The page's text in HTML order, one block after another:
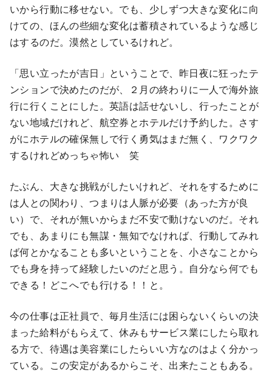
いから行動に移せない。でも、少しずつ大きな変化に向
けての、ほんの些細な変化は蓄積されているような感じ
はするのだ。漠然としているけれど。
「思い立ったが吉日」ということで、昨日夜に狂ったテ
ンションで決めたのだが、２月の終わりに一人で海外旅
行に行くことにした。英語は話せないし、行ったことが
ない地域だけれど、航空券とホテルだけ予約した。さす
がにホテルの確保無しで行く勇気はまだ無く、ワクワク
するけれどめっちゃ怖い 笑
たぶん、大きな挑戦がしたいけれど、それをするために
は人との関わり、つまりは人脈が必要（あった方が良
い）で、それが無いからまだ不安で動けないのだ。それ
でも、あまりにも無謀・無知でなければ、行動してみれ
ば何とかなることも多いということを、小さなことから
でも身を持って経験したいのだと思う。自分なら何でも
できる！どこへでも行ける！！と。
今の仕事は正社員で、毎月生活には困らないくらいの決
まった給料がもらえて、休みもサービス業にしたら取れ
る方で、待遇は美容業にしたらいい方なのはよく分かっ
ている。この安定があるからこそ、出来たこともある。